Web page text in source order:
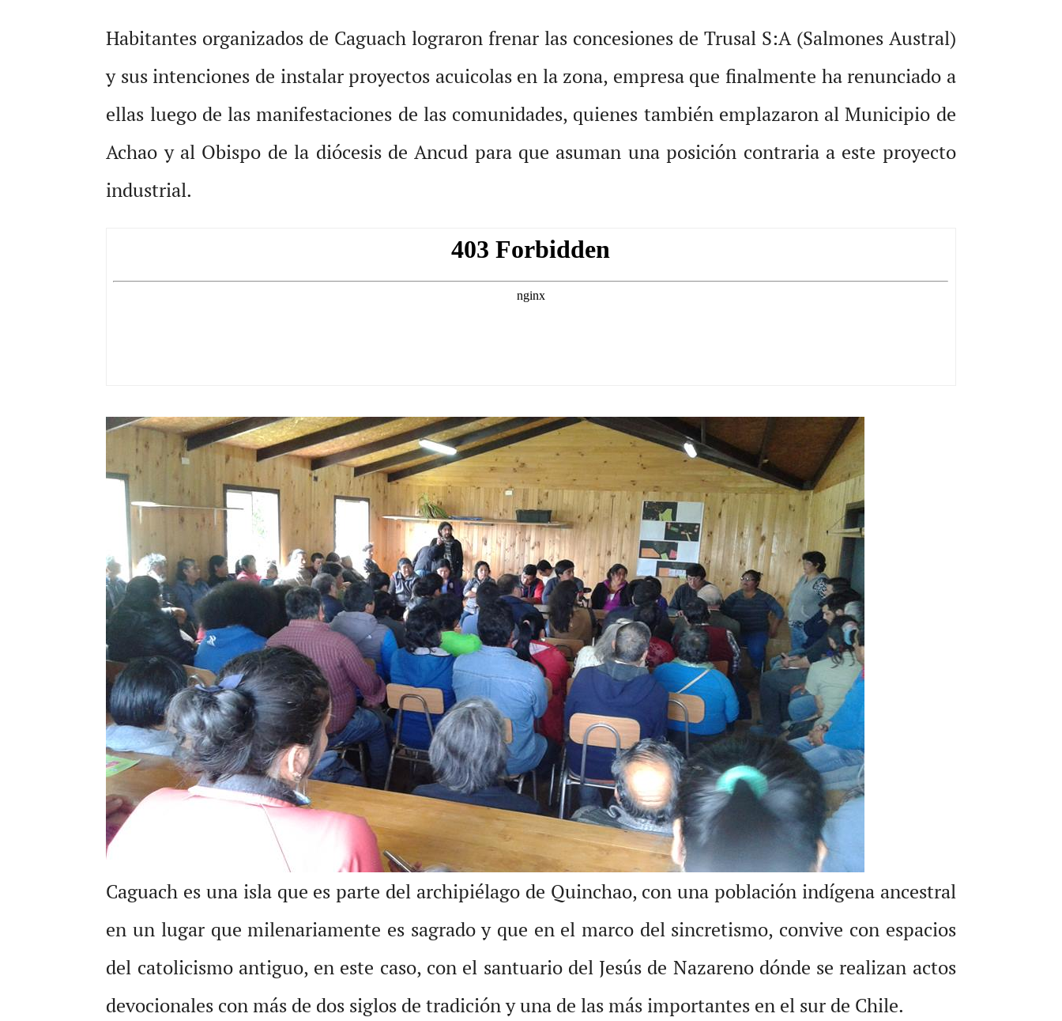
Habitantes organizados de Caguach lograron frenar las concesiones de Trusal S:A (Salmones Austral)
y sus intenciones de instalar proyectos acuicolas en la zona, empresa que finalmente ha renunciado a
ellas luego de las manifestaciones de las comunidades, quienes también emplazaron al Municipio de
Achao y al Obispo de la diócesis de Ancud para que asuman una posición contraria a este proyecto
industrial.
Caguach es una isla que es parte del archipiélago de Quinchao, con una población indígena ancestral
en un lugar que milenariamente es sagrado y que en el marco del sincretismo, convive con espacios
del catolicismo antiguo, en este caso, con el santuario del Jesús de Nazareno dónde se realizan actos
devocionales con más de dos siglos de tradición y una de las más importantes en el sur de Chile.